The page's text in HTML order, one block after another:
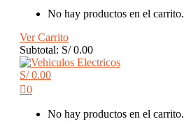
No hay productos en el carrito.
Ver Carrito
Subtotal: S/0.00
S/0.00
0
No hay productos en el carrito.